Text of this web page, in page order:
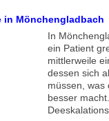
in Mönchengladbach
In
ein Patient
mittlerweile
dessen sich
müssen, was
besser